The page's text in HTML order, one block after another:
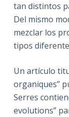
tan distintos
Del mismo
mezclar los
tipos
Un artículo
organiques”
Serres
evolutions”